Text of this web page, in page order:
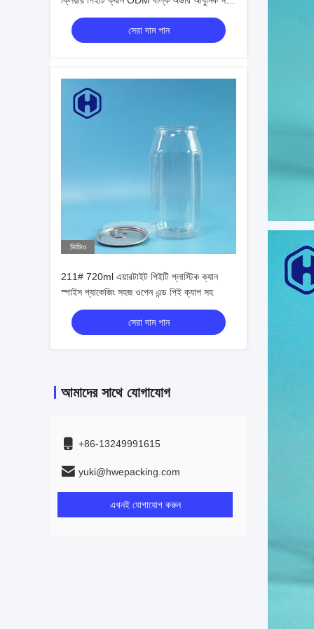
খোলা নকশা
সেরা দাম পান
ভিডিও
211# 720ml এয়ারটাইট পিইটি প্লাস্টিক ক্যান
স্পাইস প্যাকেজিং সহজ ওপেন এন্ড পিই ক্যাপ সহ
সেরা দাম পান
আমাদের সাথে যোগাযোগ
+86-13249991615
yuki@hwepacking.com
এখনই যোগাযোগ করুন